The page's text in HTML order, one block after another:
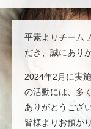
平素よりチーム
だき、誠にあり
2024年2月に実
の活動には、多
ありがとうござ
皆様よりお預か